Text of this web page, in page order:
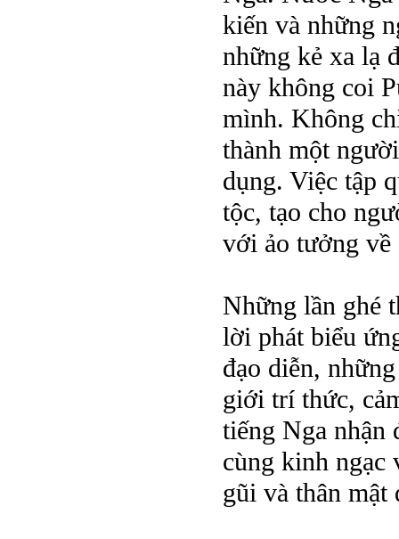
kiến và những
những kẻ xa lạ
này không coi
mình. Không
thành một
dụng. Việc tập
tộc, tạo cho
với ảo tưởng về
Những lần ghé
lời phát biểu
đạo diễn,
giới trí thức,
tiếng Nga nhận
cùng kinh ngạc
gũi và thân mật